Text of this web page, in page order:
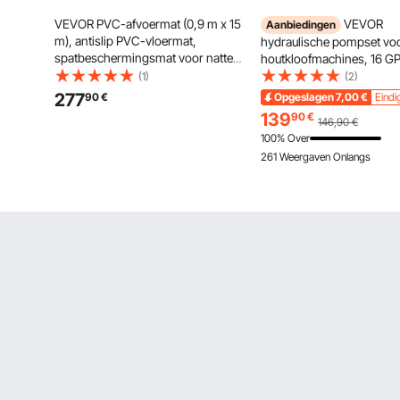
VEVOR PVC-afvoermat (0,9 m x 15
m), antislip PVC-vloermat,
spatbeschermingsmat voor natte
ruimtes, holle matrol, antislipmat
voor zwembaden, terrassen,
badkamers en toiletten, grijs
(1)
27790€
Aanbiedingen VEVOR
hydraulische pompset
houtkloofmachines, 16
traps 4000 PSI aluminium
hydraulische
ventiel, 1" inlaat 1/2" NPT
3600 RPM, voor
houtkloofmachines met
motor.
(2)
Opgeslagen7,00€
13990€ 146,90 €
100% Over
261 Weergaven Onlangs